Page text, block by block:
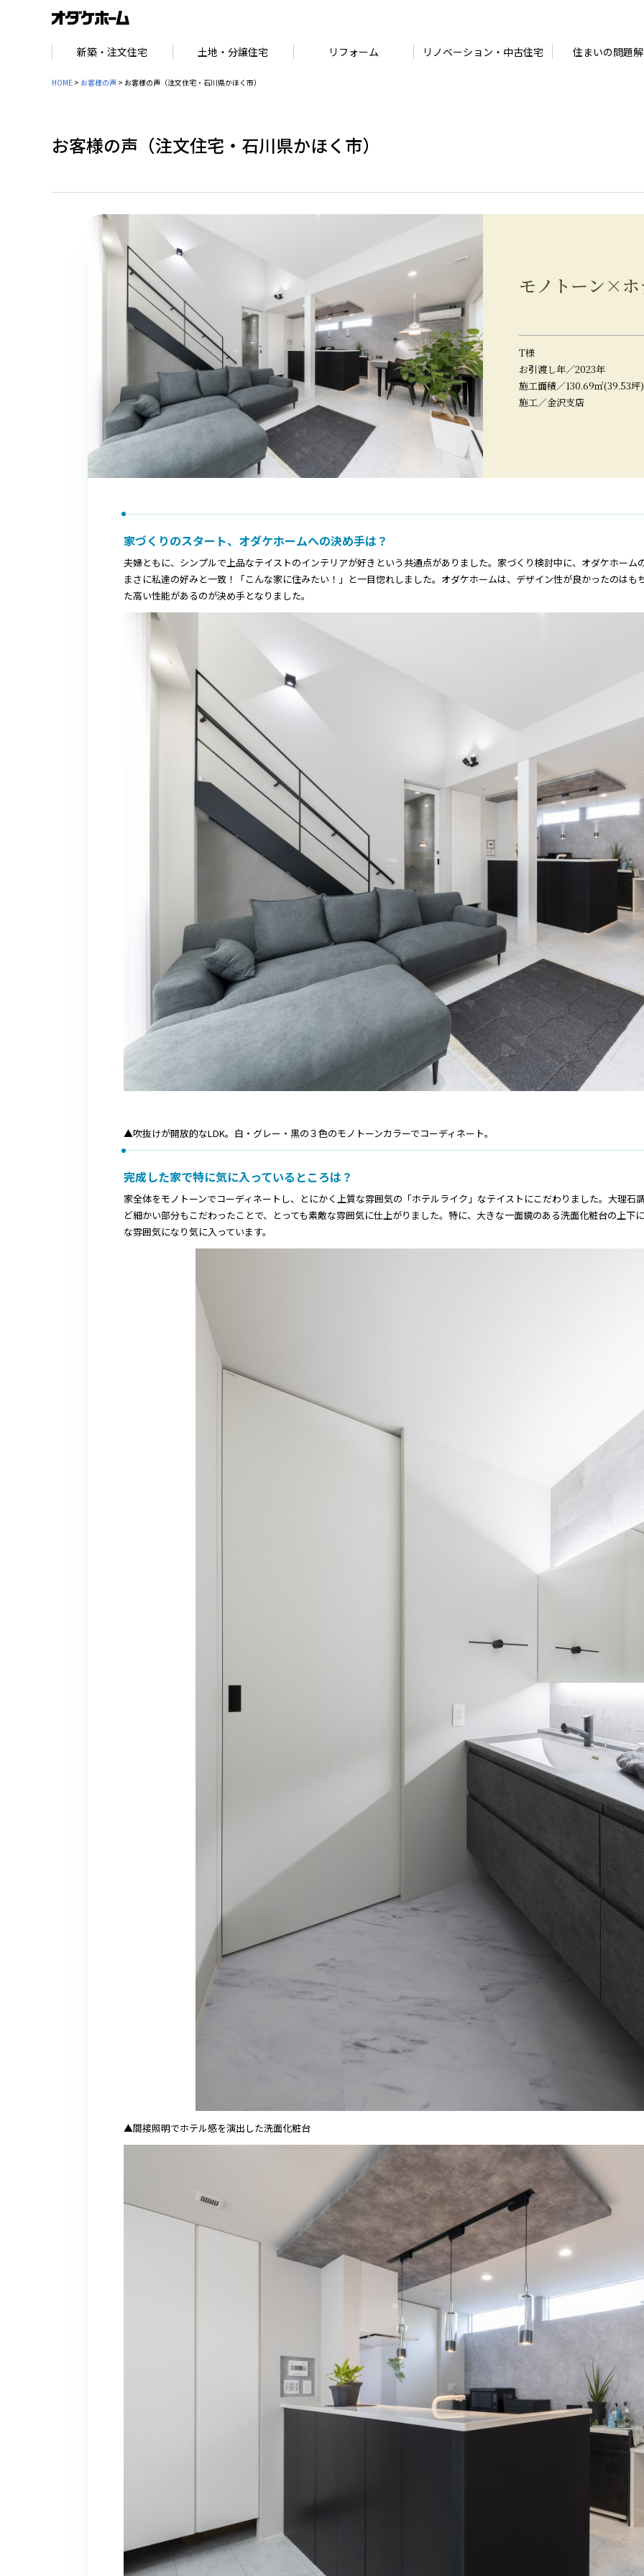
新築・注文住宅 土地・分譲住宅 リフォーム リノベーション・中古住宅 住まいの問題
HOME > お客様の声 > お客様の声（注文住宅・石川県かほく市）
お客様の声（注文住宅・石川県かほく市）
モノトーン×ホ
T様
お引渡し年／2023年
施工面積／130.69㎡(39.53坪)
施工／金沢支店
家づくりのスタート、オダケホームへの決め手は？
夫婦ともに、シンプルで上品なテイストのインテリアが好きという共通点がありました。家づくり検討中に、オダケホー
まさに私達の好みと一致！「こんな家に住みたい！」と一目惚れしました。オダケホームは、デザイン性が良かったのは
た高い性能があるのが決め手となりました。
▲吹抜けが開放的なLDK。白・グレー・黒の３色のモノトーンカラーでコーディネート。
完成した家で特に気に入っているところは？
家全体をモノトーンでコーディネートし、とにかく上質な雰囲気の「ホテルライク」なテイストにこだわりました。大理石
ど細かい部分もこだわったことで、とっても素敵な雰囲気に仕上がりました。特に、大きな一面鏡のある洗面化粧台の上下
な雰囲気になり気に入っています。
▲間接照明でホテル感を演出した洗面化粧台